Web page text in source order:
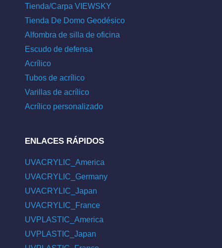
Tienda/Carpa VIEWSKY
Tienda De Domo Geodésico
Alfombra de silla de oficina
Escudo de defensa
Acrílico
Tubos de acrílico
Varillas de acrílico
Acrílico personalizado
ENLACES RÁPIDOS
UVACRYLIC_America
UVACRYLIC_Germany
UVACRYLIC_Japan
UVACRYLIC_France
UVPLASTIC_America
UVPLASTIC_Japan